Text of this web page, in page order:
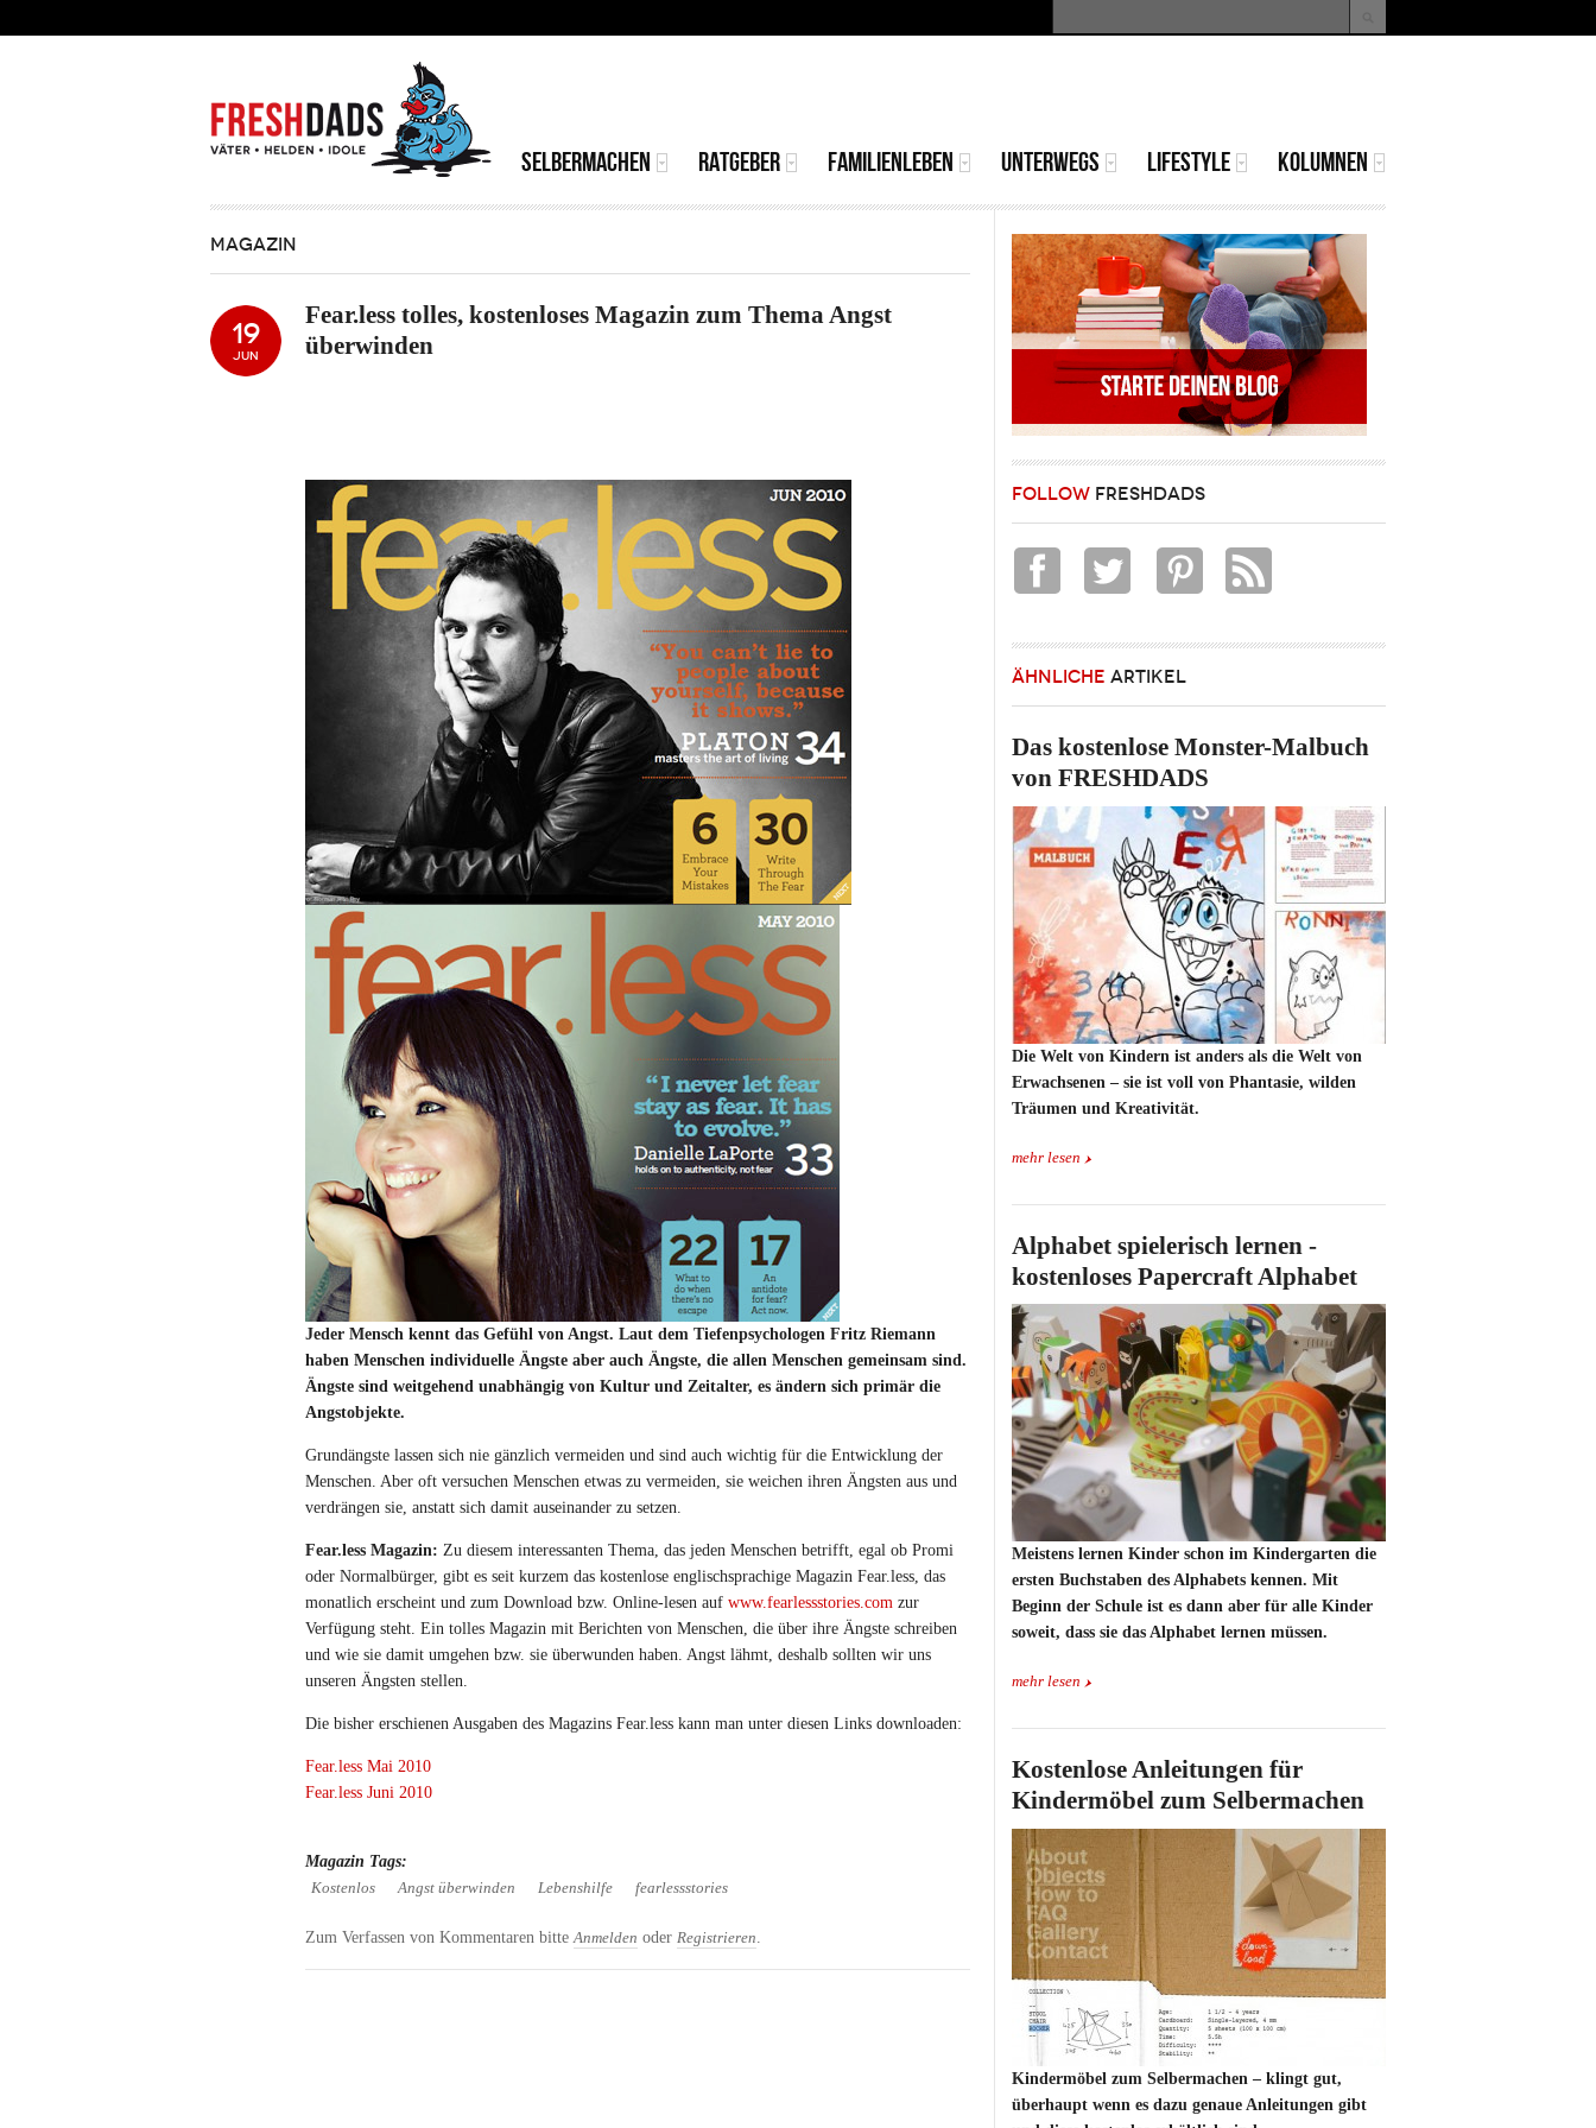
Suchformular
MAINMENU
SELBERMACHEN RATGEBER FAMILIENLEBEN UNTERWEGS LIFESTYLE KOLUMNEN
MAGAZIN
Fear.less tolles, kostenloses Magazin zum Thema Angst
überwinden
19
JUN
Jeder Mensch kennt das Gefühl von Angst. Laut dem Tiefenpsychologen Fritz Riemann
haben Menschen individuelle Ängste aber auch Ängste, die allen Menschen gemeinsam sind.
Ängste sind weitgehend unabhängig von Kultur und Zeitalter, es ändern sich primär die
Angstobjekte.
Grundängste lassen sich nie gänzlich vermeiden und sind auch wichtig für die Entwicklung der
Menschen. Aber oft versuchen Menschen etwas zu vermeiden, sie weichen ihren Ängsten aus und
verdrängen sie, anstatt sich damit auseinander zu setzen.
Fear.less Magazin: Zu diesem interessanten Thema, das jeden Menschen betrifft, egal ob Promi
oder Normalbürger, gibt es seit kurzem das kostenlose englischsprachige Magazin Fear.less, das
monatlich erscheint und zum Download bzw. Online-lesen auf www.fearlessstories.com zur
Verfügung steht. Ein tolles Magazin mit Berichten von Menschen, die über ihre Ängste schreiben
und wie sie damit umgehen bzw. sie überwunden haben. Angst lähmt, deshalb sollten wir uns
unseren Ängsten stellen.
Die bisher erschienen Ausgaben des Magazins Fear.less kann man unter diesen Links downloaden:
Fear.less Mai 2010
Fear.less Juni 2010
Magazin Tags:
Kostenlos Angst überwinden Lebenshilfe fearlessstories
Zum Verfassen von Kommentaren bitteAnmelden oder Registrieren.
FOLLOW FRESHDADS
ÄHNLICHE ARTIKEL
Das kostenlose Monster-Malbuch
von FRESHDADS
Die Welt von Kindern ist anders als die Welt von
Erwachsenen – sie ist voll von Phantasie, wilden
Träumen und Kreativität.
mehr lesen
Alphabet spielerisch lernen -
kostenloses Papercraft Alphabet
Meistens lernen Kinder schon im Kindergarten die
ersten Buchstaben des Alphabets kennen. Mit
Beginn der Schule ist es dann aber für alle Kinder
soweit, dass sie das Alphabet lernen müssen.
mehr lesen
Kostenlose Anleitungen für
Kindermöbel zum Selbermachen
Kindermöbel zum Selbermachen – klingt gut,
überhaupt wenn es dazu genaue Anleitungen gibt